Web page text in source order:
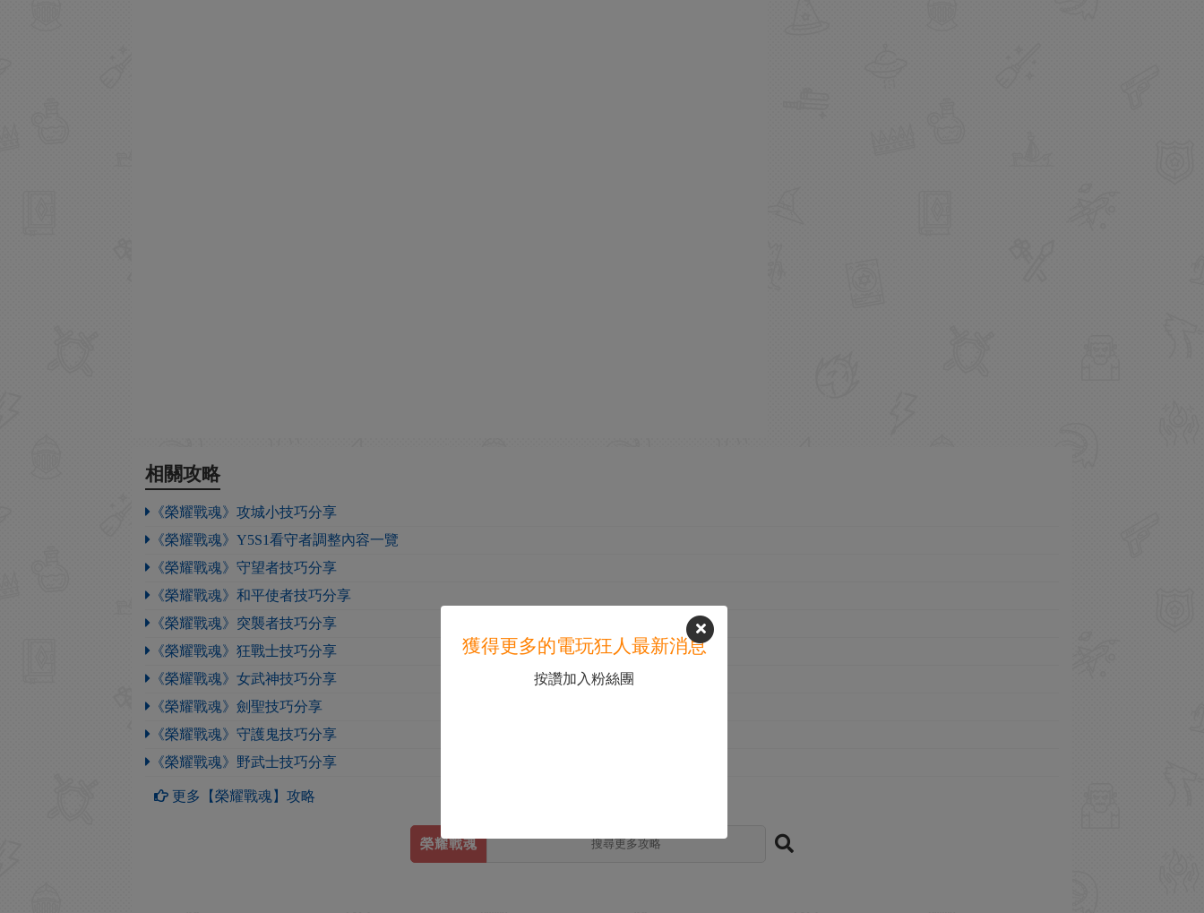
相關攻略
《榮耀戰魂》攻城小技巧分享
《榮耀戰魂》Y5S1看守者調整內容一覽
《榮耀戰魂》守望者技巧分享
《榮耀戰魂》和平使者技巧分享
《榮耀戰魂》突襲者技巧分享
《榮耀戰魂》狂戰士技巧分享
《榮耀戰魂》女武神技巧分享
《榮耀戰魂》劍聖技巧分享
《榮耀戰魂》守護鬼技巧分享
《榮耀戰魂》野武士技巧分享
更多【榮耀戰魂】攻略
榮耀戰魂
獲得更多的電玩狂人最新消息
按讚加入粉絲團